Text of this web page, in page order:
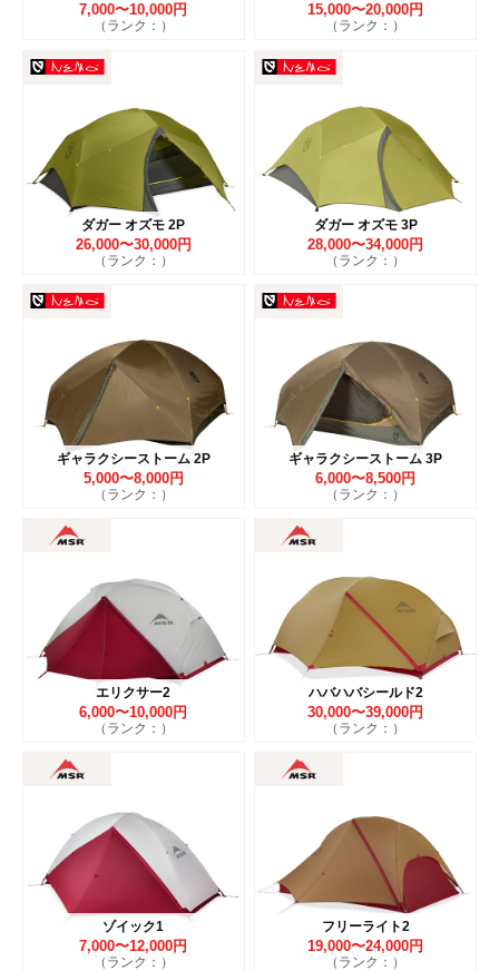
7,000〜10,000円
（ランク：）
15,000〜20,000円
（ランク：）
ダガー オズモ 2P
26,000〜30,000円
（ランク：）
ダガー オズモ 3P
28,000〜34,000円
（ランク：）
ギャラクシーストーム 2P
5,000〜8,000円
（ランク：）
ギャラクシーストーム 3P
6,000〜8,500円
（ランク：）
エリクサー2
6,000〜10,000円
（ランク：）
ハバハバシールド2
30,000〜39,000円
（ランク：）
ゾイック1
7,000〜12,000円
（ランク：）
フリーライト2
19,000〜24,000円
（ランク：）